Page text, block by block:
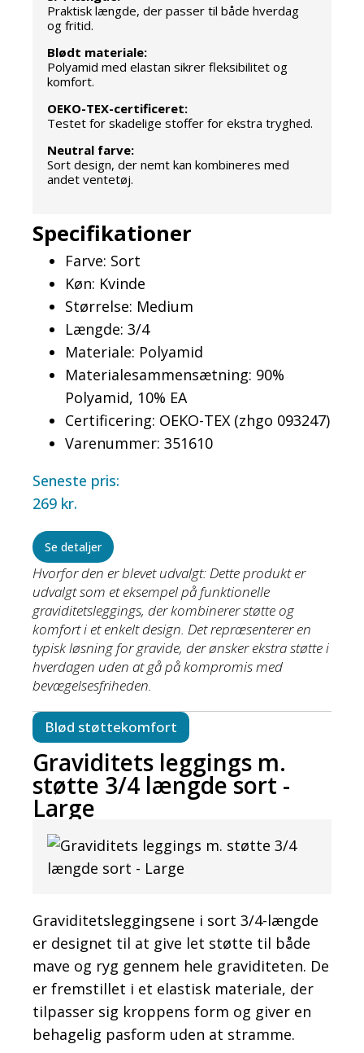
Hvorfor den er blevet udvalgt: Dette produkt er
udvalgt som et eksempel på funktionelle
graviditetsleggings, der kombinerer støtte og
komfort i et enkelt design. Det repræsenterer en
typisk løsning for gravide, der ønsker ekstra støtte i
hverdagen uden at gå på kompromis med
bevægelsesfriheden.
Praktisk længde, der passer til både hverdag
og fritid.
Blødt materiale:
Polyamid med elastan sikrer fleksibilitet og
komfort.
OEKO-TEX-certificeret:
Testet for skadelige stoffer for ekstra tryghed.
Neutral farve:
Sort design, der nemt kan kombineres med
andet ventetøj.
Specifikationer
Farve: Sort
Køn: Kvinde
Størrelse: Medium
Længde: 3/4
Materiale: Polyamid
Materialesammensætning: 90%
Polyamid, 10% EA
Certificering: OEKO-TEX (zhgo 093247)
Varenummer: 351610
Seneste pris:
269 kr.
Se detaljer
Blød støttekomfort
Graviditets leggings m.
støtte 3/4 længde sort -
Large
Graviditetsleggingsene i sort 3/4-længde
er designet til at give let støtte til både
mave og ryg gennem hele graviditeten. De
er fremstillet i et elastisk materiale, der
tilpasser sig kroppens form og giver en
behagelig pasform uden at stramme.